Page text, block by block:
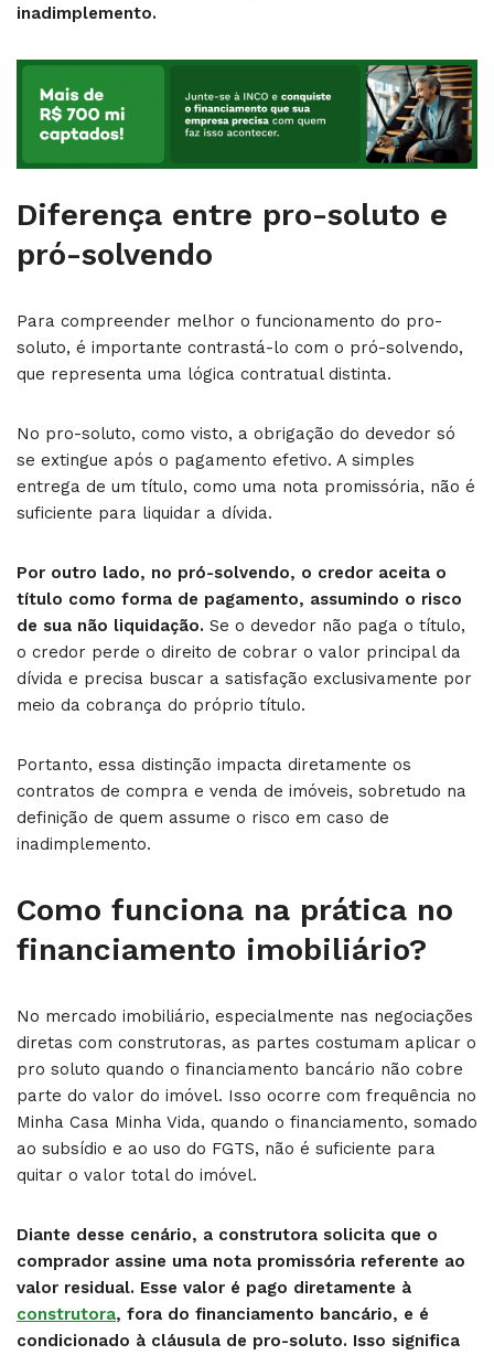
inadimplemento.
Diferença entre pro-soluto e
pró-solvendo
Para compreender melhor o funcionamento do pro-
soluto, é importante contrastá-lo com o pró-solvendo,
que representa uma lógica contratual distinta.
No pro-soluto, como visto, a obrigação do devedor só
se extingue após o pagamento efetivo. A simples
entrega de um título, como uma nota promissória, não é
suficiente para liquidar a dívida.
Por outro lado, no pró-solvendo, o credor aceita o
título como forma de pagamento, assumindo o risco
de sua não liquidação. Se o devedor não paga o título,
o credor perde o direito de cobrar o valor principal da
dívida e precisa buscar a satisfação exclusivamente por
meio da cobrança do próprio título.
Portanto, essa distinção impacta diretamente os
contratos de compra e venda de imóveis, sobretudo na
definição de quem assume o risco em caso de
inadimplemento.
Como funciona na prática no
financiamento imobiliário?
No mercado imobiliário, especialmente nas negociações
diretas com construtoras, as partes costumam aplicar o
pro soluto quando o financiamento bancário não cobre
parte do valor do imóvel. Isso ocorre com frequência no
Minha Casa Minha Vida, quando o financiamento, somado
ao subsídio e ao uso do FGTS, não é suficiente para
quitar o valor total do imóvel.
Diante desse cenário, a construtora solicita que o
comprador assine uma nota promissória referente ao
valor residual. Esse valor é pago diretamente à
construtora, fora do financiamento bancário, e é
condicionado à cláusula de pro-soluto. Isso significa